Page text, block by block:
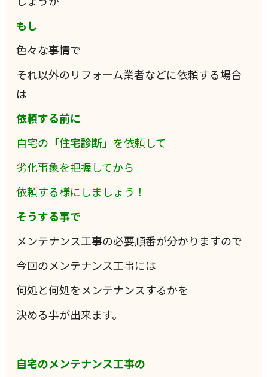
もし
色々な事情で
それ以外のリフォーム業者などに依頼する場合
は
依頼する前に
自宅の 「住宅診断」 を依頼して
劣化事象を把握してから
依頼する様にしましょう！
そうする事で
メンテナンス工事の必要順番が分かりますので
今回のメンテナンス工事には
何処と何処をメンテナンスするかを
決める事が出来ます。
自宅のメンテナンス工事の